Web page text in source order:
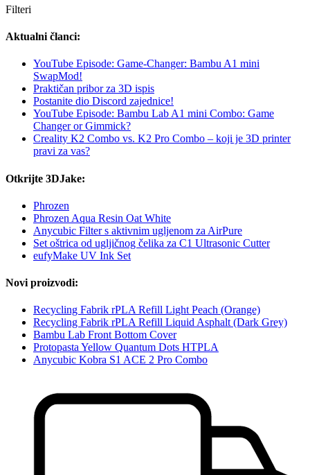
Filteri
Aktualni članci:
YouTube Episode: Game-Changer: Bambu A1 mini
SwapMod!
Praktičan pribor za 3D ispis
Postanite dio Discord zajednice!
YouTube Episode: Bambu Lab A1 mini Combo: Game
Changer or Gimmick?
Creality K2 Combo vs. K2 Pro Combo – koji je 3D printer
pravi za vas?
Otkrijte 3DJake:
Phrozen
Phrozen Aqua Resin Oat White
Anycubic Filter s aktivnim ugljenom za AirPure
Set oštrica od ugljičnog čelika za C1 Ultrasonic Cutter
eufyMake UV Ink Set
Novi proizvodi:
Recycling Fabrik rPLA Refill Light Peach (Orange)
Recycling Fabrik rPLA Refill Liquid Asphalt (Dark Grey)
Bambu Lab Front Bottom Cover
Protopasta Yellow Quantum Dots HTPLA
Anycubic Kobra S1 ACE 2 Pro Combo